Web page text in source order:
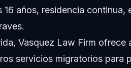
años, residencia continua,
Vasquez Law Firm ofrece
servicios migratorios para